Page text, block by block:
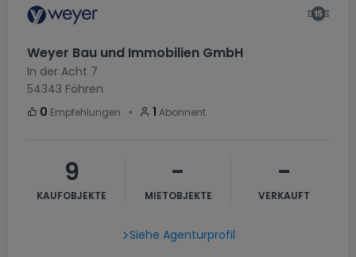
Weyer Bau und Immobilien GmbH
In der Acht 7
54343 Föhren
0 Empfehlungen ・ 1 Abonnent
9
KAUFOBJEKTE
-
MIETOBJEKTE
-
VERKAUFT
Siehe Agenturprofil